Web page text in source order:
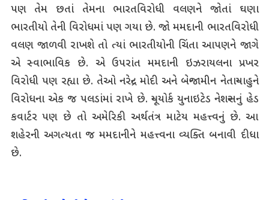
પણ તેમ છતાં તેમના ભારતવિરોધી વલણને જોતાં ઘણા
ભારતીયો તેની વિરોધમાં પણ ગયા છે. જો મમદાની ભારતવિરોધી
વલણ જાળવી રાખશે તો ત્યાં ભારતીયોની ચિંતા આપણને જાગે
એ સ્વાભાવિક છે. એ ઉપરાંત મમદાની ઇઝરાયલના પ્રખર
વિરોધી પણ રહ્યા છે. તેઓ નરેન્દ્ર મોદી અને બેન્જામીન નેતાન્યાહુને
વિરોધના એક જ પલડાંમાં રાખે છે. ન્યૂયોર્ક યુનાઇટેડ નેશન્સનું હેડ
કવાર્ટર પણ છે તો અમેરિકી અર્થતંત્ર માટેય મહત્ત્વનું છે. આ
શહેરની અગત્યતા જ મમદાનીને મહત્ત્વના વ્યક્તિ બનાવી દીધા
છે.